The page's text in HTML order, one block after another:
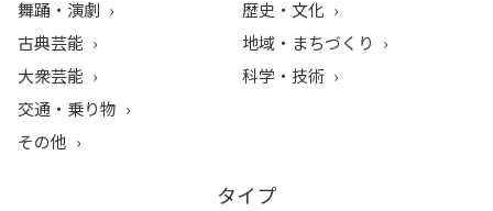
舞踊・演劇
古典芸能
大衆芸能
歴史・文化
地域・まちづくり
科学・技術
交通・乗り物
その他
タイプ